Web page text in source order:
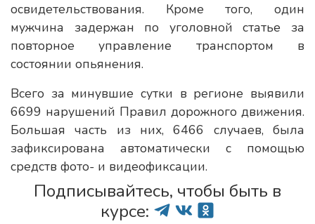
освидетельствования. Кроме того, один
мужчина задержан по уголовной статье за
повторное управление транспортом в
состоянии опьянения.
Всего за минувшие сутки в регионе выявили
6699 нарушений Правил дорожного движения.
Большая часть из них, 6466 случаев, была
зафиксирована автоматически с помощью
средств фото- и видеофиксации.
Подписывайтесь, чтобы быть в
курсе: